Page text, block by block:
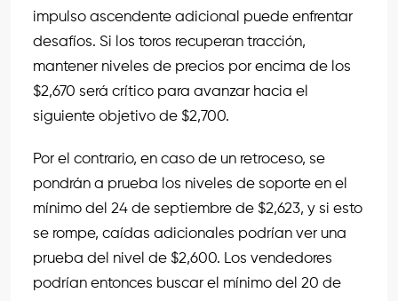
impulso ascendente adicional puede enfrentar
desafíos. Si los toros recuperan tracción,
mantener niveles de precios por encima de los
$2,670 será crítico para avanzar hacia el
siguiente objetivo de $2,700.
Por el contrario, en caso de un retroceso, se
pondrán a prueba los niveles de soporte en el
mínimo del 24 de septiembre de $2,623, y si esto
se rompe, caídas adicionales podrían ver una
prueba del nivel de $2,600. Los vendedores
podrían entonces buscar el mínimo del 20 de